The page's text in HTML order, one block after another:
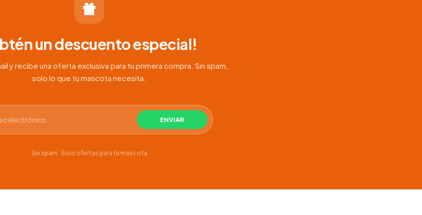
un descuento especial!
y recibe una oferta exclusiva para tu primera compra. Sin spam,
solo lo que tu mascota necesita.
Sin spam · Solo ofertas para tu mascota